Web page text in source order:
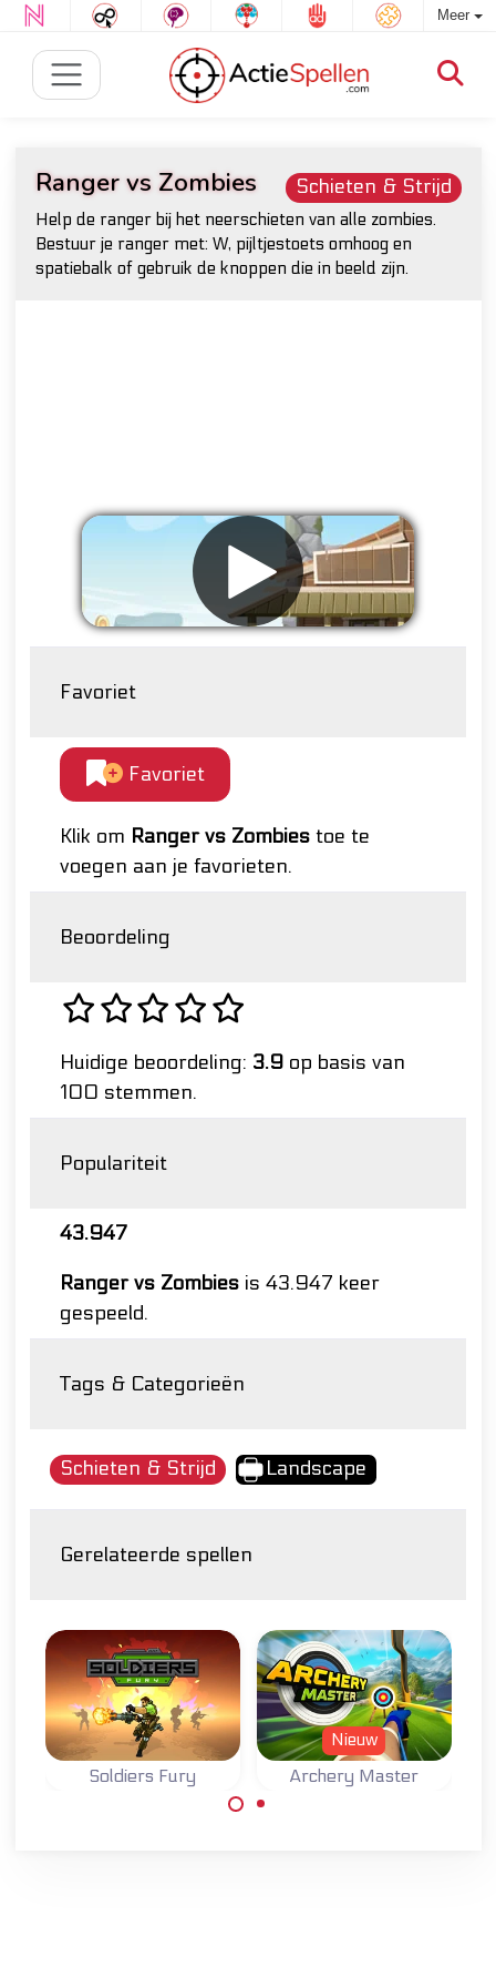
Meer
Schieten & Strijd
Ranger vs Zombies
Help de ranger bij het neerschieten van alle zombies.
Bestuur je ranger met: W, pijltjestoets omhoog en
spatiebalk of gebruik de knoppen die in beeld zijn.
Favoriet
Favoriet
Klik om Ranger vs Zombies toe te
voegen aan je favorieten.
Beoordeling
Huidige beoordeling: 3.9 op basis van
100 stemmen.
Populariteit
43.947
Ranger vs Zombies is 43.947 keer
gespeeld.
Tags & Categorieën
Schieten & Strijd Landscape
Gerelateerde spellen
Soldiers Fury Archery Master
Nieuw